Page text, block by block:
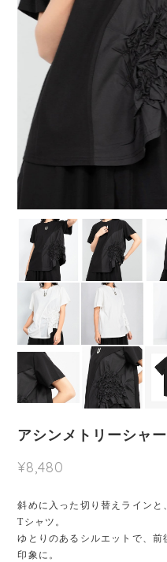
アシンメトリーシャ
¥8,480
斜めに入った切り替えラインと
Tシャツ。
ゆとりのあるシルエットで、
印象に。